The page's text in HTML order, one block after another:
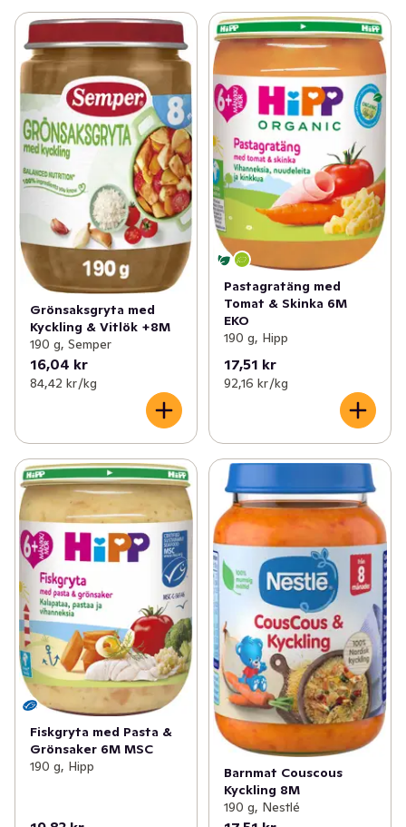
Grönsaksgryta med
Kyckling & Vitlök +8M
190 g, Semper
16,04 kr
84,42 kr /kg
Pastagratäng med
Tomat & Skinka 6M
EKO
190 g, Hipp
17,51 kr
92,16 kr /kg
Fiskgryta med Pasta &
Grönsaker 6M MSC
190 g, Hipp
Barnmat Couscous
Kyckling 8M
190 g, Nestlé